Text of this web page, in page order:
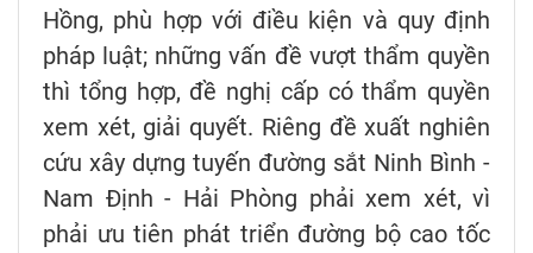
Hồng, phù hợp với điều kiện và quy định
pháp luật; những vấn đề vượt thẩm quyền
thì tổng hợp, đề nghị cấp có thẩm quyền
xem xét, giải quyết. Riêng đề xuất nghiên
cứu xây dựng tuyến đường sắt Ninh Bình -
Nam Định - Hải Phòng phải xem xét, vì
phải ưu tiên phát triển đường bộ cao tốc